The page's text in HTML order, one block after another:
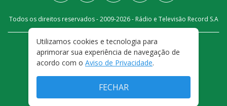
Todos os direitos reservados - 2009-2026- Rádio e Televisão Record S.A
FALE CONOSCO
PRIVACIDADE
TERMOS E CONDIÇÕES DE USO
Utilizamos cookies e tecnologia para
aprimorar sua experiência de navegação de
acordo com o Aviso de Privacidade.
FECHAR